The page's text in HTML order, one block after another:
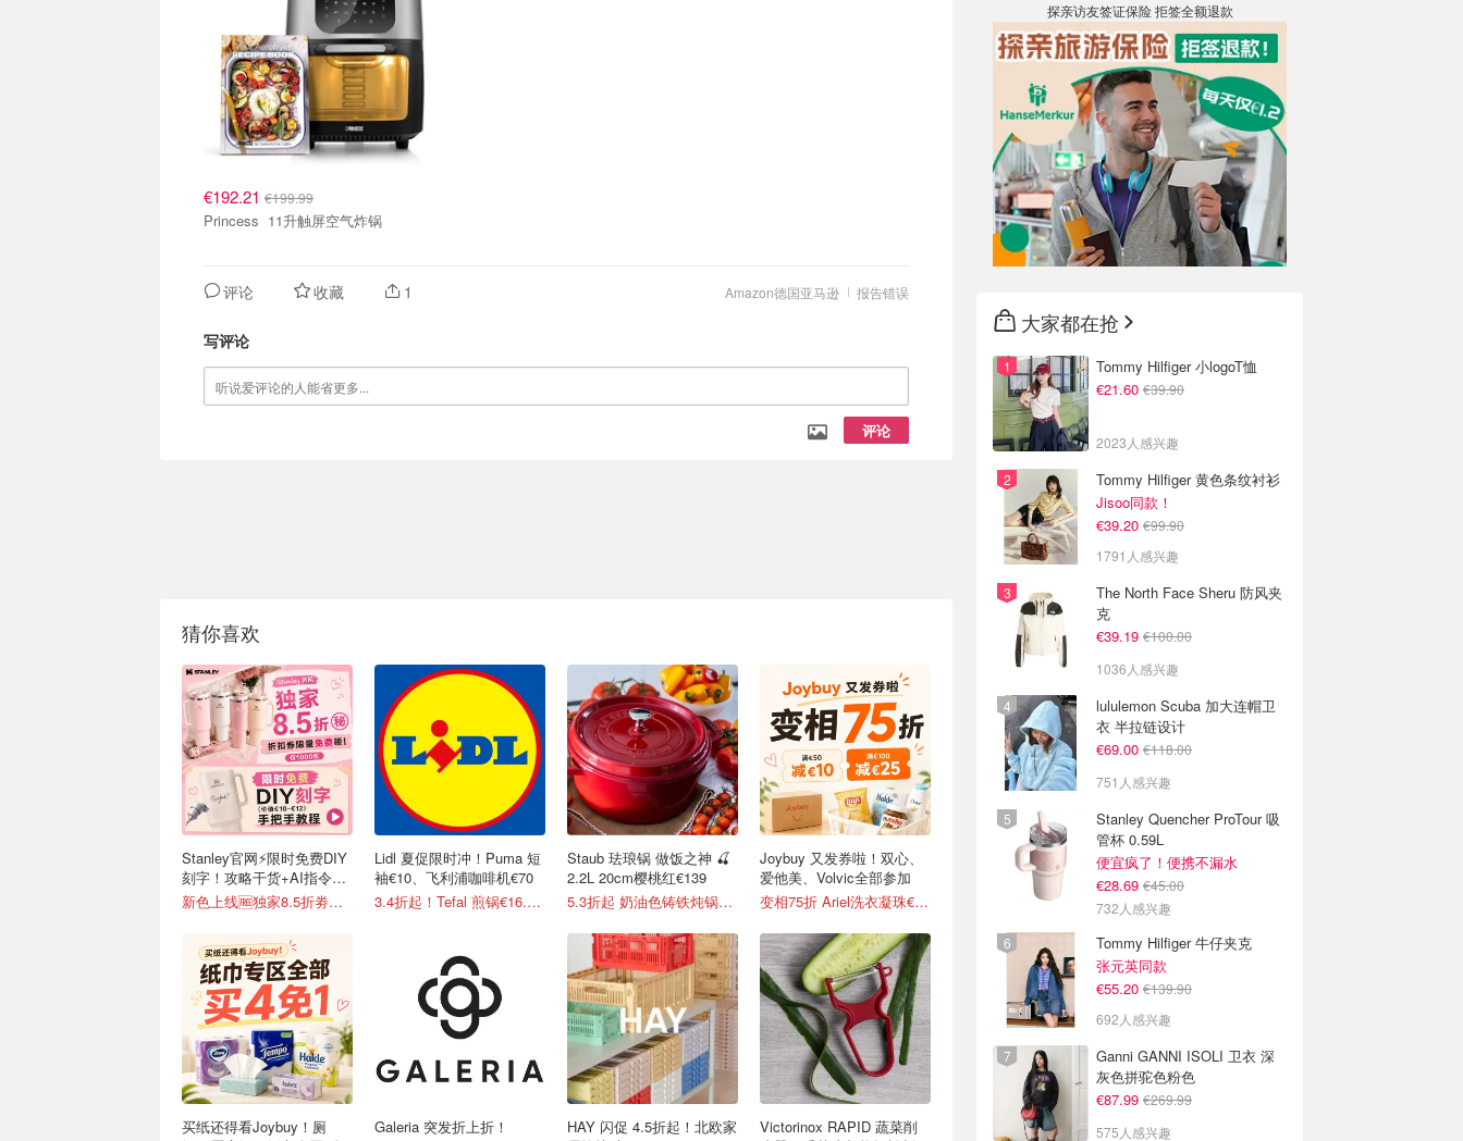
€192.21 €199.99
Princess 11升触屏空气炸锅
报告错误
Amazon德国亚马逊
评论 收藏 1
写评论
评论
猜你喜欢
Stanley官网⚡️限时免费DIY
刻字！攻略干货+AI指令直
接戳
新色上线🆓独家8.5折劵速领
买纸还得看Joybuy！厕
Lidl 夏促限时冲！Puma 短
袖€10、飞利浦咖啡机€70
3.4折起！Tefal 煎锅€16.99/件
Galeria 突发折上折！
Staub 珐琅锅 做饭之神 🍒
2.2L 20cm樱桃红€139
5.3折起 奶油色铸铁炖锅€66
HAY 闪促 4.5折起！北欧家
Joybuy 又发券啦！双心、
爱他美、Volvic全部参加
变相75折 Ariel洗衣凝珠€0.22/颗
Victorinox RAPID 蔬菜削
探亲访友签证保险 拒签全额退款
大家都在抢
Tommy Hilfiger 小logoT恤
€21.60 €39.90
2023人感兴趣
Tommy Hilfiger 黄色条纹衬衫
Jisoo同款！
€39.20 €99.90
1791人感兴趣
The North Face Sheru 防风夹
克
€39.19 €100.00
1036人感兴趣
lululemon Scuba 加大连帽卫
衣 半拉链设计
€69.00 €118.00
751人感兴趣
Stanley Quencher ProTour 吸
管杯 0.59L
便宜疯了！便携不漏水
€28.69 €45.00
732人感兴趣
Tommy Hilfiger 牛仔夹克
张元英同款
€55.20 €139.90
692人感兴趣
Ganni GANNI ISOLI 卫衣 深
灰色拼驼色粉色
€87.99 €269.99
575人感兴趣